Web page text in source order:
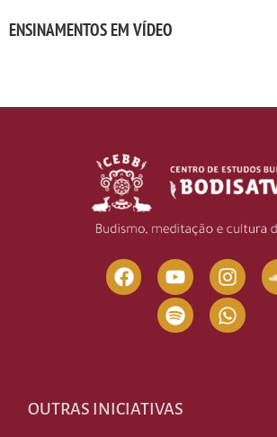
ENSINAMENTOS EM VÍDEO
OUTRAS INICIATIVAS